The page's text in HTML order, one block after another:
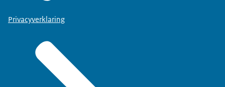
Privacyverklaring